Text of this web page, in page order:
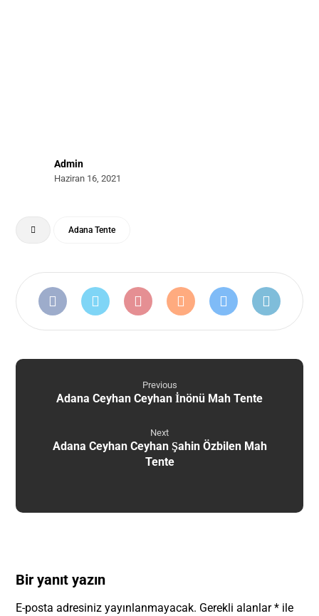
Admin
Haziran 16, 2021
Adana Tente
Previous
Adana Ceyhan Ceyhan İnönü Mah Tente
Next
Adana Ceyhan Ceyhan Şahin Özbilen Mah
Tente
Bir yanıt yazın
E-posta adresiniz yayınlanmayacak. Gerekli alanlar* ile